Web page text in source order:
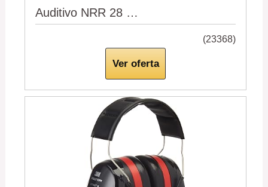
Auditivo NRR 28 …
(23368)
Ver oferta